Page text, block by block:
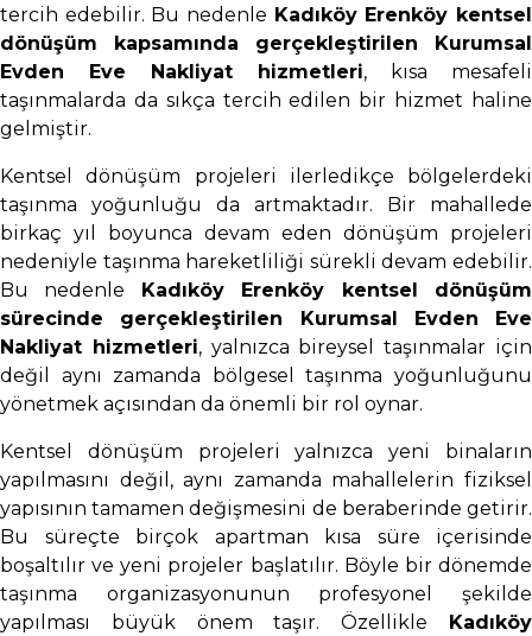
tercih edebilir. Bu nedenle Kadıköy Erenköy kentsel
dönüşüm kapsamında gerçekleştirilen Kurumsal
Evden Eve Nakliyat hizmetleri, kısa mesafeli
taşınmalarda da sıkça tercih edilen bir hizmet haline
gelmiştir.
Kentsel dönüşüm projeleri ilerledikçe bölgelerdeki
taşınma yoğunluğu da artmaktadır. Bir mahallede
birkaç yıl boyunca devam eden dönüşüm projeleri
nedeniyle taşınma hareketliliği sürekli devam edebilir.
Bu nedenle
Kadıköy Erenköy kentsel dönüşüm
sürecinde gerçekleştirilen Kurumsal Evden Eve
Nakliyat hizmetleri, yalnızca bireysel taşınmalar için
değil aynı zamanda bölgesel taşınma yoğunluğunu
yönetmek açısından da önemli bir rol oynar.
Kentsel dönüşüm projeleri yalnızca yeni binaların
yapılmasını değil, aynı zamanda mahallelerin fiziksel
yapısının tamamen değişmesini de beraberinde getirir.
Bu süreçte birçok apartman kısa süre içerisinde
boşaltılır ve yeni projeler başlatılır. Böyle bir dönemde
taşınma organizasyonunun profesyonel şekilde
yapılması büyük önem taşır. Özellikle
Kadıköy